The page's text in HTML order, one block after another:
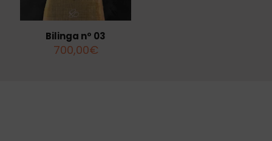
Bilinga nº 03
700,00€